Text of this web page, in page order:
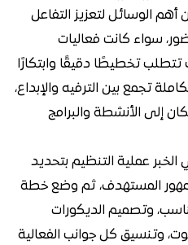
الوسائل لتعزيز التفاعل
سواء كانت فعاليات
تتطلب تخطيطًا دقيقًا وابتكارًا
تجمع بين الترفيه والإبداع،
إلى الأنشطة والبرامج
عملية التنظيم بتحديد
المستهدف، ثم وضع خطة
وتصميم الديكورات
وتنسيق كل جوانب الفعالية